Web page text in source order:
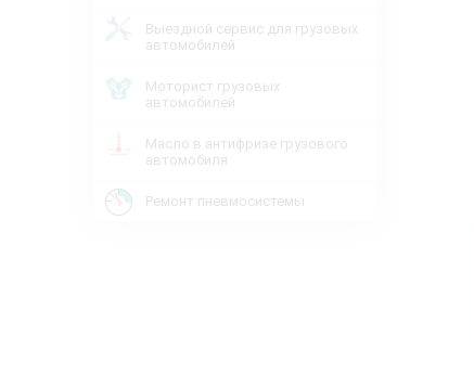
Выездной сервис для грузовых
автомобилей
Моторист грузовых
автомобилей
Масло в антифризе грузового
автомобиля
Ремонт пневмосистемы